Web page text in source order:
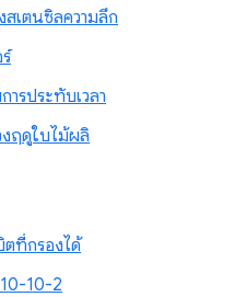
เตนซิลความลึก
ารประทับเวลา
งฤดูใบไม้ผลิ
ตที่กรองได้
10-2